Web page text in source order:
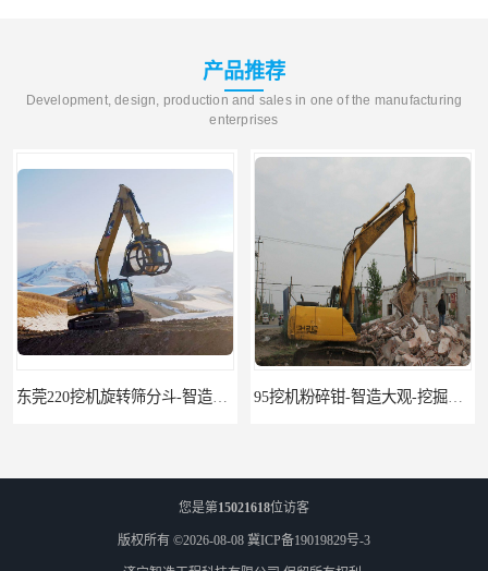
产品推荐
Development, design, production and sales in one of the manufacturing
enterprises
东莞220挖机旋转筛分斗-智造大观报价-旋转筛沙斗筛沙机 95挖机粉碎钳-智造大观-挖掘机钢筋分离钳
您是第15021618位访客
版权所有 ©2026-08-08 冀ICP备19019829号-3